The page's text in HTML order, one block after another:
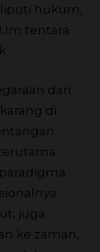
hukum,
tentara
dari
di
juga
ke zaman,